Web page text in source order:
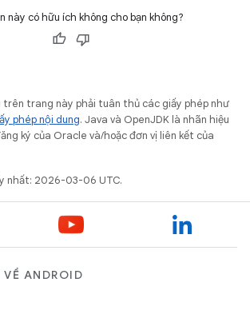
này có hữu ích không cho bạn không?
trên trang này phải tuân thủ các giấy phép như
phép nội dung. Java và OpenJDK là nhãn hiệu
ký của Oracle và/hoặc đơn vị liên kết của
nhất: 2026-03-06 UTC.
ANDROID